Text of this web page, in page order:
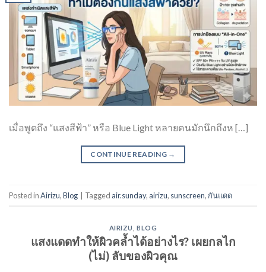
เมื่อพูดถึง “แสงสีฟ้า” หรือ Blue Light หลายคนมักนึกถึงห […]
CONTINUE READING →
Posted inAirizu,Blog | Tagged air.sunday, airizu, sunscreen, กันแดด
AIRIZU ,BLOG
แสงแดดทำให้ผิวคล้ำได้อย่างไร? เผยกลไก
(ไม่) ลับของผิวคุณ